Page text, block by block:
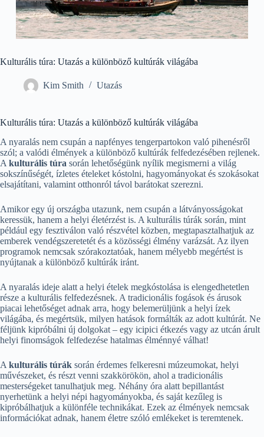
Kulturális túra: Utazás a különböző kultúrák világába
Kim Smith Utazás
Kulturális túra: Utazás a különböző kultúrák világába
A nyaralás nem csupán a napfényes tengerpartokon való pihenésről
szól; a valódi élmények a különböző kultúrák felfedezésében rejlenek.
A kulturális túra során lehetőségünk nyílik megismerni a világ
sokszínűségét, ízletes ételeket kóstolni, hagyományokat és szokásokat
elsajátítani, valamint otthonról távol barátokat szerezni.
Amikor egy új országba utazunk, nem csupán a látványosságokat
keressük, hanem a helyi életérzést is. A kulturális túrák során, mint
például egy fesztiválon való részvétel közben, megtapasztalhatjuk az
emberek vendégszeretetét és a közösségi élmény varázsát. Az ilyen
programok nemcsak szórakoztatóak, hanem mélyebb megértést is
nyújtanak a különböző kultúrák iránt.
A nyaralás ideje alatt a helyi ételek megkóstolása is elengedhetetlen
része a kulturális felfedezésnek. A tradicionális fogások és árusok
piacai lehetőséget adnak arra, hogy belemerüljünk a helyi ízek
világába, és megértsük, milyen hatások formálták az adott kultúrát. Ne
féljünk kipróbálni új dolgokat – egy icipici étkezés vagy az utcán árult
helyi finomságok felfedezése hatalmas élménnyé válhat!
A kulturális túrák során érdemes felkeresni múzeumokat, helyi
művészeket, és részt venni szakkörökön, ahol a tradicionális
mesterségeket tanulhatjuk meg. Néhány óra alatt bepillantást
nyerhetünk a helyi népi hagyományokba, és saját kezűleg is
kipróbálhatjuk a különféle technikákat. Ezek az élmények nemcsak
információkat adnak, hanem életre szóló emlékeket is teremtenek.